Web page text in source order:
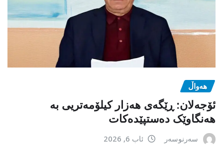
هەواڵ
ئۆجەلان: ڕێگەی هەزار کیلۆمەتریی بە
هەنگاوێک دەستپێدەکات
سەرنوسەر ئاب 6, 2026